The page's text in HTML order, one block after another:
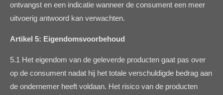
ontvangst en een indicatie wanneer de consument een meer
uitvoerig antwoord kan verwachten.
Artikel 5: Eigendomsvoorbehoud
5.1 Het eigendom van de geleverde producten gaat pas over
op de consument nadat hij het totale verschuldigde bedrag aan
de ondernemer heeft voldaan. Het risico van de producten